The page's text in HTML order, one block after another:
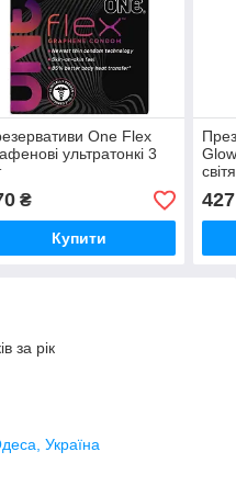
One Flex
ультратонкі 3
₴
Купити
427
за рік
Україна